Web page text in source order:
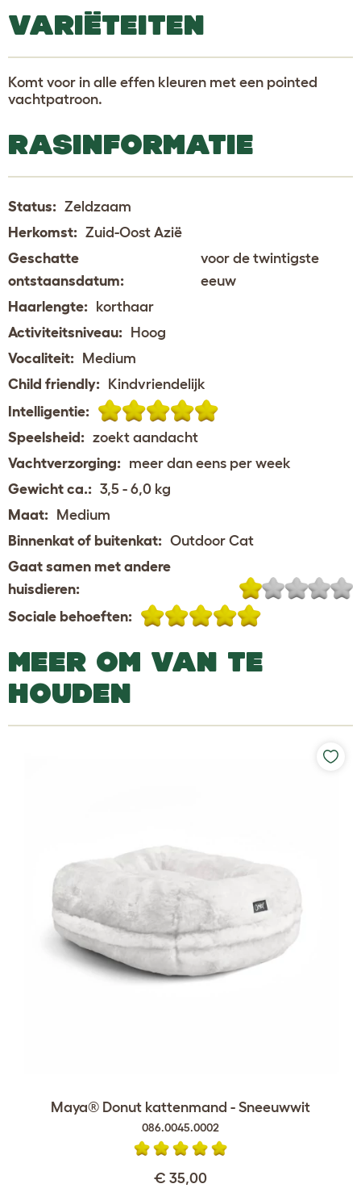
VARIËTEITEN
Komt voor in alle effen kleuren met een pointed
vachtpatroon.
RASINFORMATIE
Status: Zeldzaam
Herkomst: Zuid-Oost Azië
Geschatte
ontstaansdatum:
voor de twintigste
eeuw
Haarlengte: korthaar
Activiteitsniveau: Hoog
Vocaliteit: Medium
Child friendly: Kindvriendelijk
Intelligentie:
Speelsheid: zoekt aandacht
Vachtverzorging: meer dan eens per week
Gewicht ca.: 3,5 - 6,0 kg
Maat: Medium
Binnenkat of buitenkat: Outdoor Cat
Gaat samen met andere
huisdieren:
Sociale behoeften:
MEER OM VAN TE
HOUDEN
Maya® Donut kattenmand - Sneeuwwit
086.0045.0002
€ 35,00